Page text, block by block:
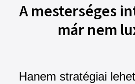
A mesterséges
már nem
Hanem stratégiai